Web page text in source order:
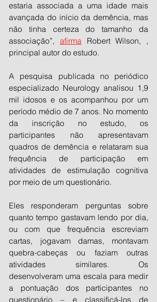
estaria associada a uma idade mais
avançada do início da demência, mas
não tinha certeza do tamanho da
associação”, afirma Robert Wilson, ,
principal autor do estudo.
A pesquisa publicada no periódico
especializado Neurology analisou 1,9
mil idosos e os acompanhou por um
período médio de 7 anos. No momento
da inscrição no estudo, os
participantes não apresentavam
quadros de demência e relataram sua
frequência de participação em
atividades de estimulação cognitiva
por meio de um questionário.
Eles responderam perguntas sobre
quanto tempo gastavam lendo por dia,
ou com que frequência escreviam
cartas, jogavam damas, montavam
quebra-cabeças ou faziam outras
atividades similares. Os
desenvolveram uma escala para medir
a pontuação dos participantes no
questionário – e classificá-los de